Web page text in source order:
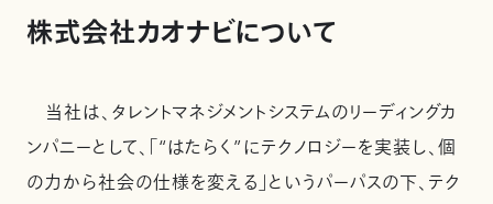
株式会社カオナビについて
当社は、タレントマネジメントシステムのリーディングカ
ンパニーとして、「“はたらく”にテクノロジーを実装し、個
の力から社会の仕様を変える」というパーパスの下、テク